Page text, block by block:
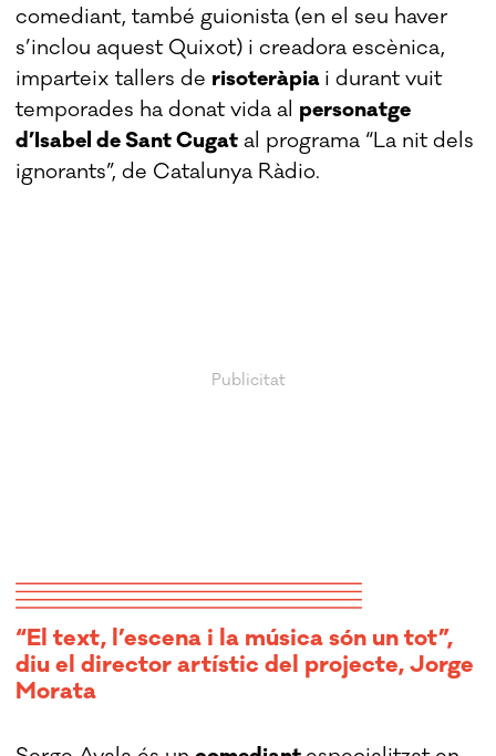
comediant, també guionista (en el seu haver
s’inclou aquest Quixot) i creadora escènica,
imparteix tallers de risoteràpia i durant vuit
temporades ha donat vida al personatge
d’Isabel de Sant Cugat al programa “La nit dels
ignorants”, de Catalunya Ràdio.
“El text, l’escena i la música són un tot”,
diu el director artístic del projecte, Jorge
Morata